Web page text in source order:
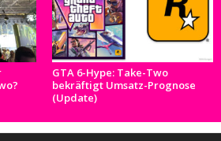
GTA 6-Hype: Take-Two
bekräftigt Umsatz-Prognose
(Update)